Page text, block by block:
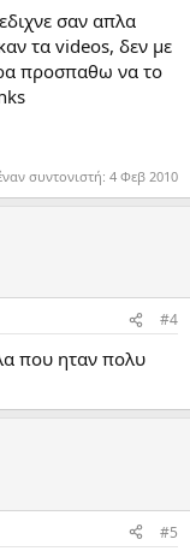
σαν απλα
τα videos, δεν με
προσπαθω να το
συντονιστή: 4 Φεβ 2010
#4
που ηταν πολυ
#5